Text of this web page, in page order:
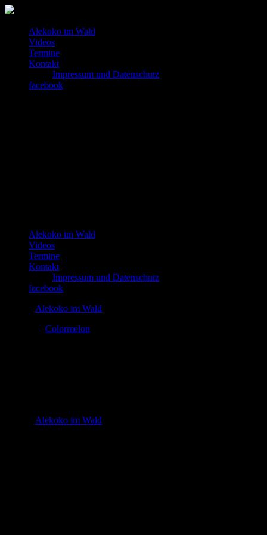
Alekoko im Wald
Videos
Termine
Kontakt
Impressum und Datenschutz
facebook
Alekoko im Wald
Videos
Termine
Kontakt
Impressum und Datenschutz
facebook
Alekoko im Wald
Colormelon
Alekoko im Wald